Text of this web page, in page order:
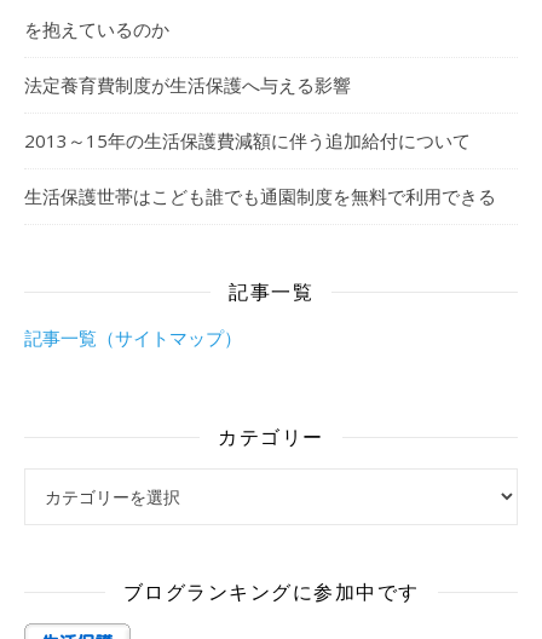
を抱えているのか
法定養育費制度が生活保護へ与える影響
2013～15年の生活保護費減額に伴う追加給付について
生活保護世帯はこども誰でも通園制度を無料で利用できる
記事一覧
記事一覧（サイトマップ）
カテゴリー
ブログランキングに参加中です